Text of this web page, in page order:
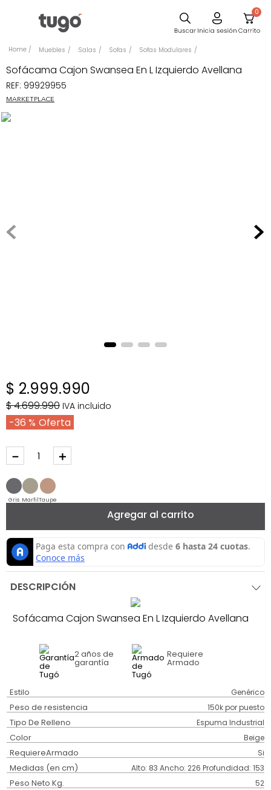
0
Muebles Salas Sofas Sofas Modulares
Sofácama Cajon Swansea En L Izquierdo Avellana
REF: 99929955
MARKETPLACE
$ 2.999.990
$4.699.990 IVA incluido
36 %
＋
－
Gris MarfilTaupe
Agregar al carrito
DESCRIPCIÓN
Sofácama Cajon Swansea En L Izquierdo Avellana
2 años de
garantía
Requiere
Armado
Estilo Genérico
Peso de resistencia 150k por puesto
Tipo De Relleno Espuma Industrial
Color Beige
RequiereArmado Si
Medidas (en cm) Alto: 83 Ancho: 226 Profundidad: 153
Peso Neto Kg. 52
Comedor
Escritorio